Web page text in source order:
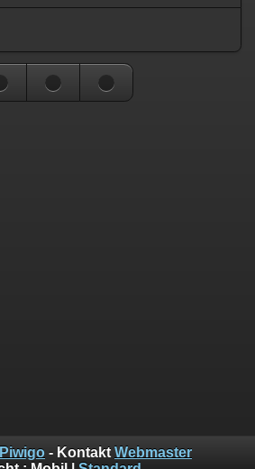
Piwigo - Kontakt Webmaster